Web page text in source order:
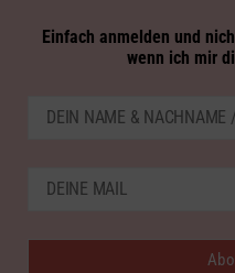
Einfach anmelden und
wenn ich mir